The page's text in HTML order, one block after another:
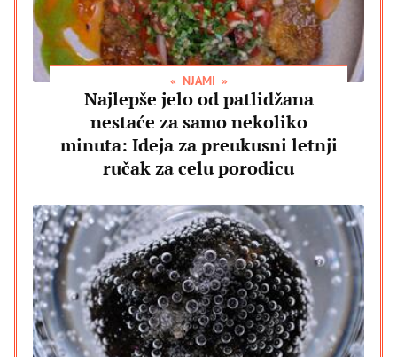
NJAMI
Najlepše jelo od patlidžana
nestaće za samo nekoliko
minuta: Ideja za preukusni letnji
ručak za celu porodicu